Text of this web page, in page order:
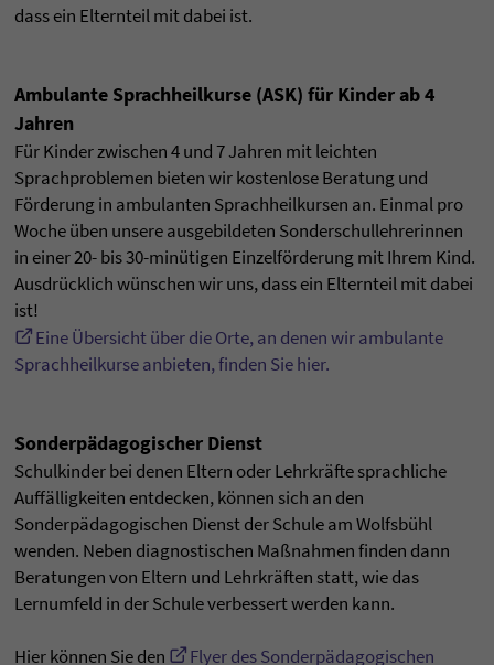
dass ein Elternteil mit dabei ist.
Ambulante Sprachheilkurse (ASK) für Kinder ab 4
Jahren
Für Kinder zwischen 4 und 7 Jahren mit leichten
Sprachproblemen bieten wir kostenlose Beratung und
Förderung in ambulanten Sprachheilkursen an. Einmal pro
Woche üben unsere ausgebildeten Sonderschullehrerinnen
in einer 20- bis 30-minütigen Einzelförderung mit Ihrem Kind.
Ausdrücklich wünschen wir uns, dass ein Elternteil mit dabei
ist!
Eine Übersicht über die Orte, an denen wir ambulante
Sprachheilkurse anbieten, finden Sie hier.
Sonderpädagogischer Dienst
Schulkinder bei denen Eltern oder Lehrkräfte sprachliche
Auffälligkeiten entdecken, können sich an den
Sonderpädagogischen Dienst der Schule am Wolfsbühl
wenden. Neben diagnostischen Maßnahmen finden dann
Beratungen von Eltern und Lehrkräften statt, wie das
Lernumfeld in der Schule verbessert werden kann.
Hier können Sie den
Flyer des Sonderpädagogischen